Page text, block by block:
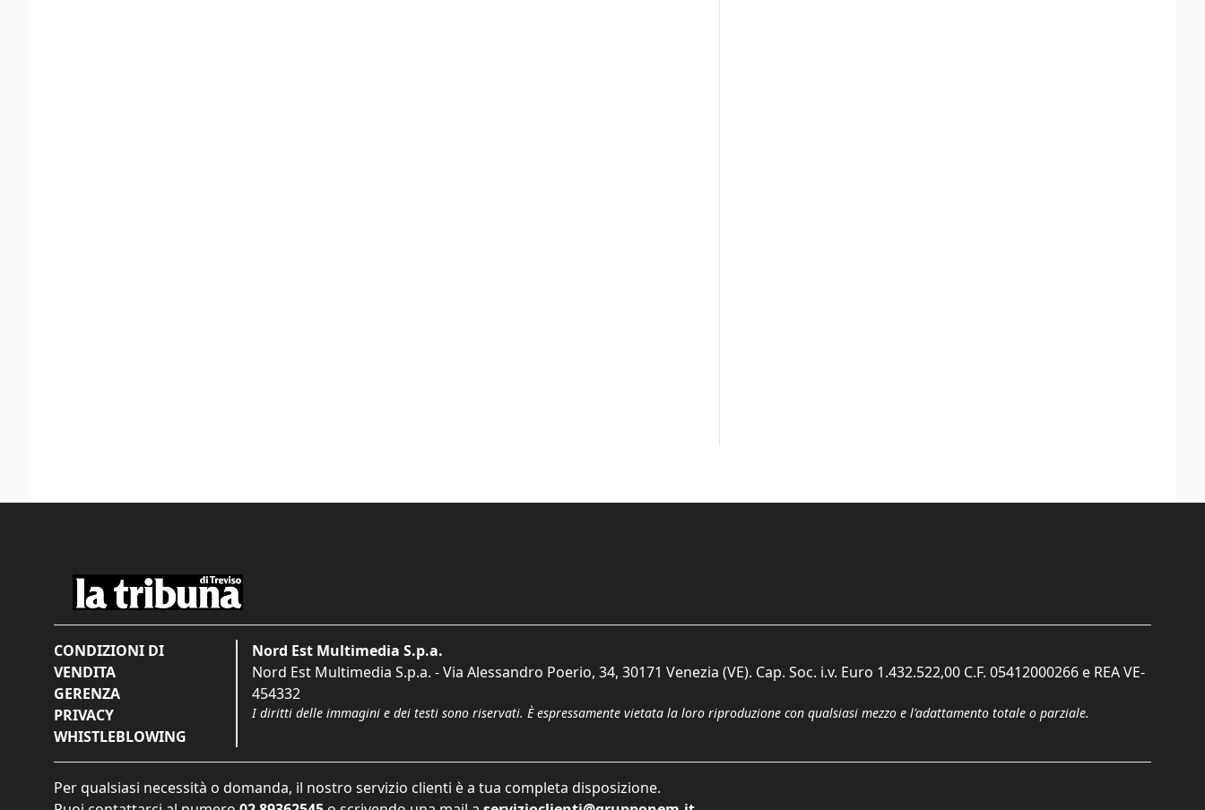
CONDIZIONI DI
VENDITA
GERENZA
PRIVACY
WHISTLEBLOWING
Nord Est Multimedia S.p.a.
Nord Est Multimedia S.p.a. - Via Alessandro Poerio, 34, 30171 Venezia (VE). Cap. Soc. i.v. Euro 1.432.522,00 C.F. 05412000266 e REA VE-
454332
I diritti delle immagini e dei testi sono riservati. È espressamente vietata la loro riproduzione con qualsiasi mezzo e l'adattamento totale o parziale.
Per qualsiasi necessità o domanda, il nostro servizio clienti è a tua completa disposizione.